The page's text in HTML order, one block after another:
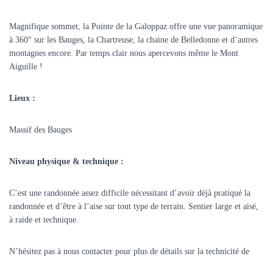
Magnifique sommet, la Pointe de la Galoppaz offre une vue panoramique
à 360° sur les Bauges, la Chartreuse, la chaine de Belledonne et d’autres
montagnes encore. Par temps clair nous apercevons même le Mont
Aiguille !
Lieux :
Massif des Bauges
Niveau physique & technique :
C’est une randonnée assez difficile nécessitant d’avoir déjà pratiqué la
randonnée et d’être à l’aise sur tout type de terrain. Sentier large et aisé,
à raide et technique.
N’hésitez pas à nous contacter pour plus de détails sur la technicité de